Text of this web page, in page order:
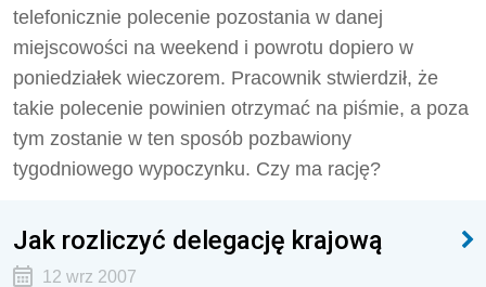
telefonicznie polecenie pozostania w danej
miejscowości na weekend i powrotu dopiero w
poniedziałek wieczorem. Pracownik stwierdził, że
takie polecenie powinien otrzymać na piśmie, a poza
tym zostanie w ten sposób pozbawiony
tygodniowego wypoczynku. Czy ma rację?
Jak rozliczyć delegację krajową
12 wrz 2007